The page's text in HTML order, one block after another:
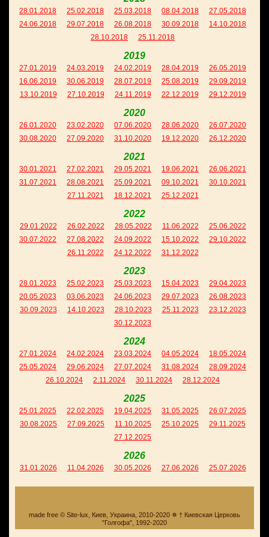
28.01.2018 25.02.2018 25.03.2018 08.04.2018
27.05.2018
24.06.2018
29.07.2018 26.08.2018 30.09.2018
14.10.2018
28.10.2018
25.11.2018
2019
27.01.2019 24.03.2019 24.02.2019 28.04.2019
26.05.2019
16.06.2019
30.06.2019 28.07.2019 25.08.2019
29.09.2019
13.10.2019
27.10.2019 24.11.2019 22.12.2019 29.12.2019
2020
26.01.2020 23.02.2020 07.06.2020 28.06.2020
26.07.2020
30.08.2020
27.09.2020 31.10.2020 19.12.2020 26.12.2020
2021
30.01.2021 27.02.2021 29.05.2021 19.06.2021
26.06.2021
31.07.2021
28.08.2021 25.09.2021 09.10.2021
30.10.2021
27.11.2021
18.12.2021 25.12.2021
2022
29.01.2022 26.02.2022 28.05.2022 11.06.2022
25.06.2022
30.07.2022
27.08.2022 24.09.2022 15.10.2022
29.10.2022
26.11.2022
24.12.2022 31.12.2022
2023
28.01.2023 25.02.2023 25.03.2023 15.04.2023
29.04.2023
20.05.2023
03.06.2023 24.06.2023 29.07.2023
26.08.2023
30.09.2023
14.10.2023 28.10.2023 25.11.2023
23.12.2023
30.12.2023
2024
27.01.2024 24.02.2024 23.03.2024 04.05.2024
18.05.2024
25.05.2024
29.06.2024 27.07.2024 31.08.2024
28.09.2024
26.10.2024
2.11.2024 30.11.2024 28.12.2024
2025
25.01.2025 22.02.2025 19.04.2025 31.05.2025
26.07.2025
30.08.2025
27.09.2025 11.10.2025 25.10.2025
29.11.2025
27.12.2025
2026
31.01.2026 11.04.2026 30.05.2026 27.06.2026 25.07.2026
made free © Site-lux, Киев, Украина, 2010-2020 ✵ † Киевская Церковь
"Голгофа", 1992-2020